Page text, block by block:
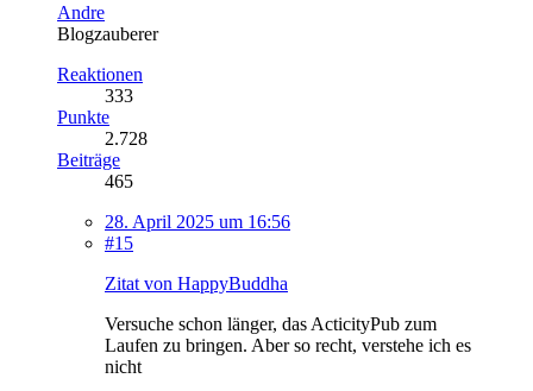
Andre
Blogzauberer
Reaktionen
333
Punkte
2.728
Beiträge
465
28. April 2025 um 16:56
#15
Zitat von HappyBuddha
Versuche schon länger, das ActicityPub zum
Laufen zu bringen. Aber so recht, verstehe ich es
nicht